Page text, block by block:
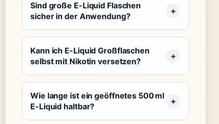
Sind große E-Liquid Flaschen
sicher in der Anwendung?
Kann ich E-Liquid Großflaschen
selbst mit Nikotin versetzen?
Wie lange ist ein geöffnetes 500 ml
E-Liquid haltbar?